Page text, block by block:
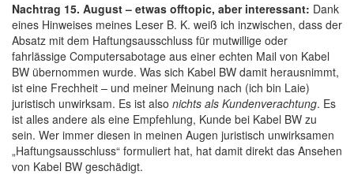
Nachtrag 15. August – etwas offtopic, aber interessant: Dank
eines Hinweises meines Leser B. K. weiß ich inzwischen, dass der
Absatz mit dem Haftungsausschluss für mutwillige oder
fahrlässige Computersabotage aus einer echten Mail von Kabel
BW übernommen wurde. Was sich Kabel BW damit herausnimmt,
ist eine Frechheit – und meiner Meinung nach (ich bin Laie)
juristisch unwirksam. Es ist also nichts als Kundenverachtung. Es
ist alles andere als eine Empfehlung, Kunde bei Kabel BW zu
sein. Wer immer diesen in meinen Augen juristisch unwirksamen
„Haftungsausschluss“ formuliert hat, hat damit direkt das Ansehen
von Kabel BW geschädigt.